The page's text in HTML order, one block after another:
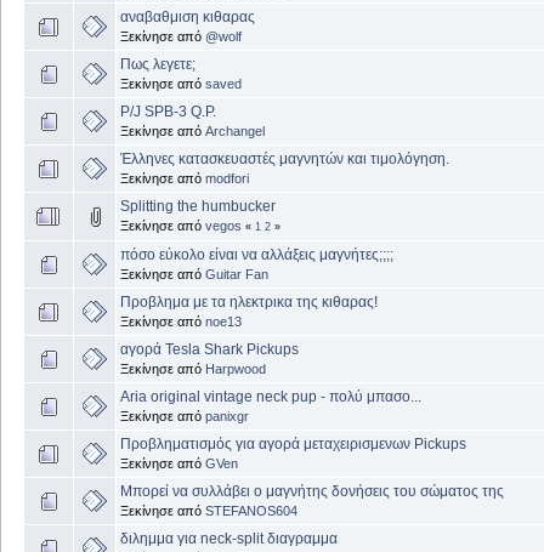
αναβαθμιση κιθαρας
Ξεκίνησε από @wolf
Πως λεγετε;
Ξεκίνησε από saved
P/J SPB-3 Q.P.
Ξεκίνησε από Archangel
Έλληνες κατασκευαστές μαγνητών και τιμολόγηση.
Ξεκίνησε από modfori
Splitting the humbucker
Ξεκίνησε από vegos « 1 2 »
πόσο εύκολο είναι να αλλάξεις μαγνήτες;;;;
Ξεκίνησε από Guitar Fan
Προβλημα με τα ηλεκτρικα της κιθαρας!
Ξεκίνησε από noe13
αγορά Tesla Shark Pickups
Ξεκίνησε από Harpwood
Aria original vintage neck pup - πολύ μπασο...
Ξεκίνησε από panixgr
Προβληματισμός για αγορά μεταχειρισμενων Pickups
Ξεκίνησε από GVen
Μπορεί να συλλάβει ο μαγνήτης δονήσεις του σώματος της
Ξεκίνησε από STEFANOS604
διλημμα για neck-split διαγραμμα